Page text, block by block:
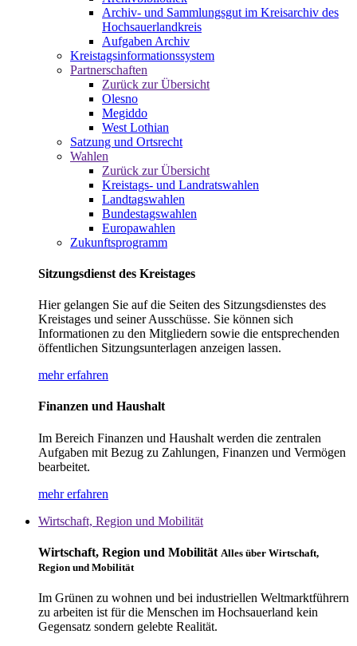
Archiv- und Sammlungsgut im Kreisarchiv des
Hochsauerlandkreis
Aufgaben Archiv
Kreistagsinformationssystem
Partnerschaften
Zurück zur Übersicht
Olesno
Megiddo
West Lothian
Satzung und Ortsrecht
Wahlen
Zurück zur Übersicht
Kreistags- und Landratswahlen
Landtagswahlen
Bundestagswahlen
Europawahlen
Zukunftsprogramm
Sitzungsdienst des Kreistages
Hier gelangen Sie auf die Seiten des Sitzungsdienstes des
Kreistages und seiner Ausschüsse. Sie können sich
Informationen zu den Mitgliedern sowie die entsprechenden
öffentlichen Sitzungsunterlagen anzeigen lassen.
mehr erfahren
Finanzen und Haushalt
Im Bereich Finanzen und Haushalt werden die zentralen
Aufgaben mit Bezug zu Zahlungen, Finanzen und Vermögen
bearbeitet.
mehr erfahren
Wirtschaft, Region und Mobilität
Wirtschaft, Region und Mobilität Alles über Wirtschaft,
Region und Mobilität
Im Grünen zu wohnen und bei industriellen Weltmarktführern
zu arbeiten ist für die Menschen im Hochsauerland kein
Gegensatz sondern gelebte Realität.